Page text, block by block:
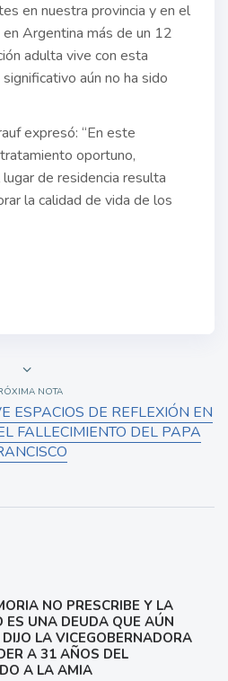
en nuestra provincia y en el
Argentina más de un 12
adulta vive con esta
aún no ha sido
expresó: “En este
oportuno,
de residencia resulta
la calidad de vida de los
NOTA
ESPACIOS DE REFLEXIÓN EN
FALLECIMIENTO DEL PAPA
NO PRESCRIBE Y LA
ES UNA DEUDA QUE AÚN
DIJO LA VICEGOBERNADORA
A 31 AÑOS DEL
A LA AMIA